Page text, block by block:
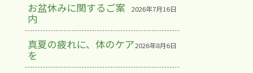
お盆休みに関するご案
内
2026年7月16日
真夏の疲れに、体のケア
を
2026年8月6日